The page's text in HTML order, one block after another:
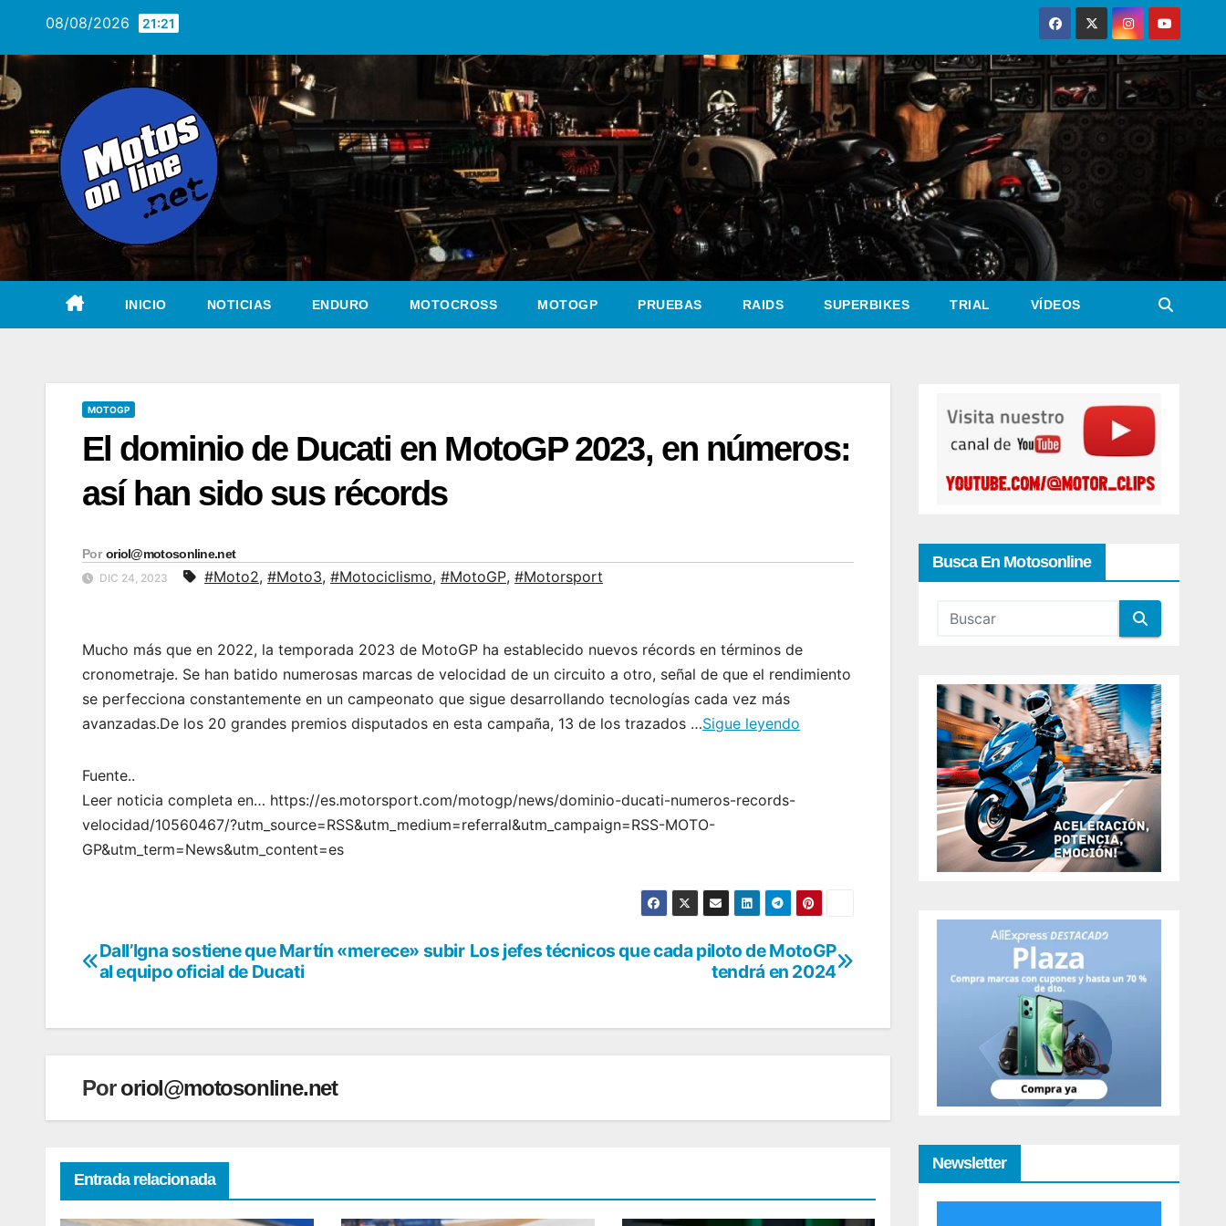
contenido
08/08/2026 21:21
INICIO NOTICIAS ENDURO MOTOCROSS MOTOGP PRUEBAS RAIDS SUPERBIKES TRIAL VÍDEOS
MOTOGP
El dominio de Ducati en MotoGP 2023, en números:
así han sido sus récords
Por oriol@motosonline.net
DIC 24, 2023 #Moto2, #Moto3, #Motociclismo, #MotoGP, #Motorsport
Mucho más que en 2022, la temporada 2023 de MotoGP ha establecido nuevos récords en términos de
cronometraje. Se han batido numerosas marcas de velocidad de un circuito a otro, señal de que el rendimiento
se perfecciona constantemente en un campeonato que sigue desarrollando tecnologías cada vez más
avanzadas.De los 20 grandes premios disputados en esta campaña, 13 de los trazados …Sigue leyendo
Fuente..
Leer noticia completa en… https://es.motorsport.com/motogp/news/dominio-ducati-numeros-records-
velocidad/10560467/?utm_source=RSS&utm_medium=referral&utm_campaign=RSS-MOTO-
GP&utm_term=News&utm_content=es
Navegación
entradas
Los jefes técnicos que cada piloto de MotoGP
tendrá en 2024
Dall’Igna sostiene que Martín «merece» subir
al equipo oficial de Ducati
Pororiol@motosonline.net
Entrada relacionada
Busca En Motosonline
Newsletter